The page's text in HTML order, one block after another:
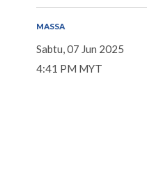
MASSA
Sabtu, 07 Jun 2025
4:41 PM MYT